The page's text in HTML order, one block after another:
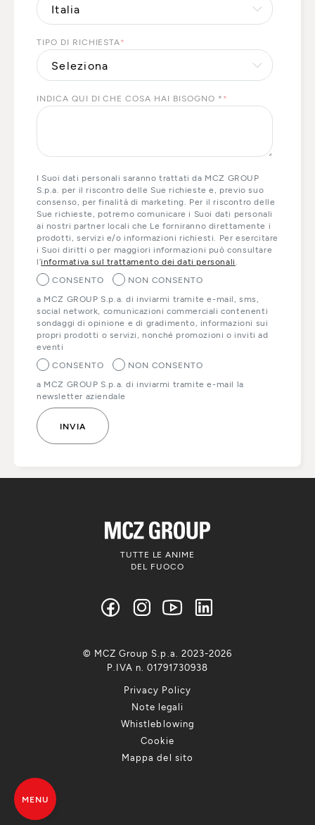
TIPO DI RICHIESTA*
INDICA QUI DI CHE COSA HAI BISOGNO * *
I Suoi dati personali saranno trattati da MCZ GROUP
S.p.a. per il riscontro delle Sue richieste e, previo suo
consenso, per finalità di marketing. Per il riscontro delle
Sue richieste, potremo comunicare i Suoi dati personali
ai nostri partner locali che Le forniranno direttamente i
prodotti, servizi e/o informazioni richiesti. Per esercitare
i Suoi diritti o per maggiori informazioni può consultare
l’informativa sul trattamento dei dati personali
CONSENTO
NON CONSENTO
a MCZ GROUP S.p.a. di inviarmi tramite e-mail, sms,
social network, comunicazioni commerciali contenenti
sondaggi di opinione e di gradimento, informazioni sui
propri prodotti o servizi, nonché promozioni o inviti ad
eventi
CONSENTO
NON CONSENTO
a MCZ GROUP S.p.a. di inviarmi tramite e-mail la
newsletter aziendale
TUTTE LE ANIME
DEL FUOCO
Privacy Policy
Note legali
Whistleblowing
Cookie
Mappa del sito
© MCZ Group S.p.a. 2023-2026
P.IVA n. 01791730938
MENU